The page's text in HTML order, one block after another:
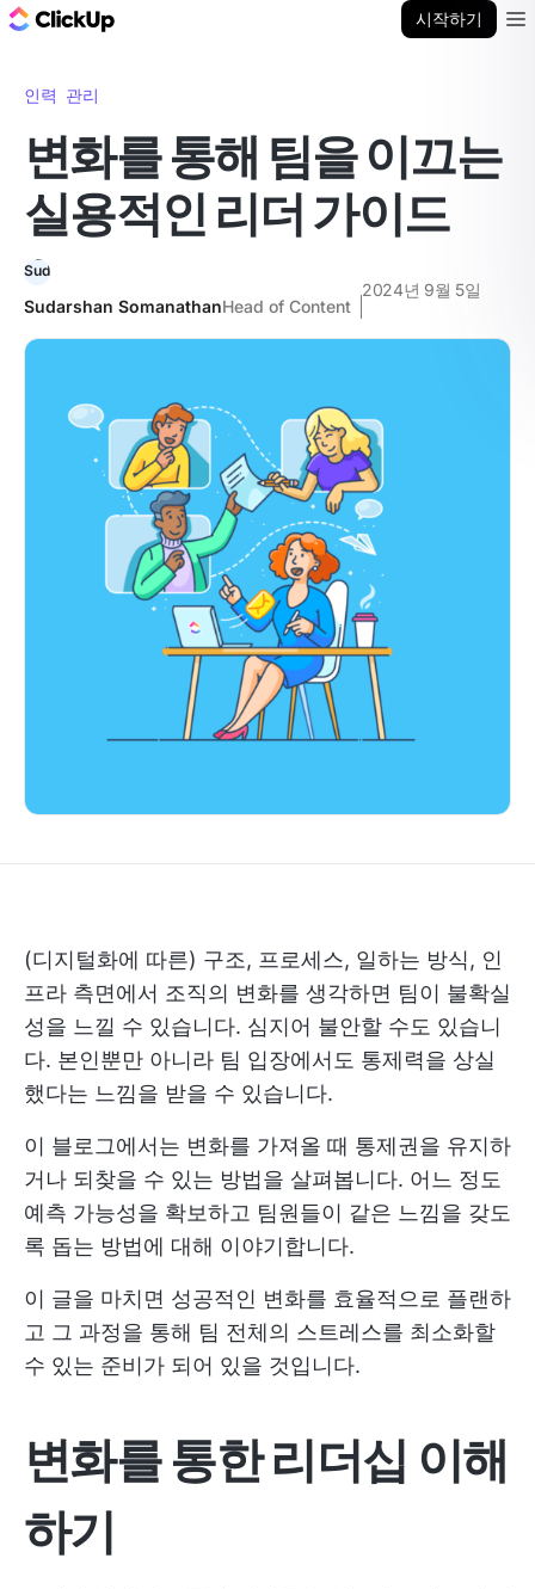
시작하기
인력 관리
변화를 통해 팀을 이끄는
실용적인 리더 가이드
Sudarshan SomanathanHead of Content
2024년 9월 5일
(디지털화에 따른) 구조, 프로세스, 일하는 방식, 인
프라 측면에서 조직의 변화를 생각하면 팀이 불확실
성을 느낄 수 있습니다. 심지어 불안할 수도 있습니
다. 본인뿐만 아니라 팀 입장에서도 통제력을 상실
했다는 느낌을 받을 수 있습니다.
이 블로그에서는 변화를 가져올 때 통제권을 유지하
거나 되찾을 수 있는 방법을 살펴봅니다. 어느 정도
예측 가능성을 확보하고 팀원들이 같은 느낌을 갖도
록 돕는 방법에 대해 이야기합니다.
이 글을 마치면 성공적인 변화를 효율적으로 플랜하
고 그 과정을 통해 팀 전체의 스트레스를 최소화할
수 있는 준비가 되어 있을 것입니다.
변화를 통한 리더십 이해
하기